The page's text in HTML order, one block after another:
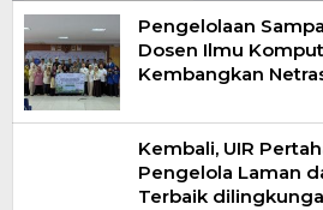
Pengelolaan
Dosen Ilmu
Kembangkan
Kembali, UIR
Pengelola Laman
Terbaik